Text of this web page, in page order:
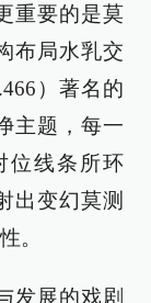
重要的是莫
布局水乳交
）著名的
主题，每一
位线条所环
出变幻莫测
。
发展的戏剧